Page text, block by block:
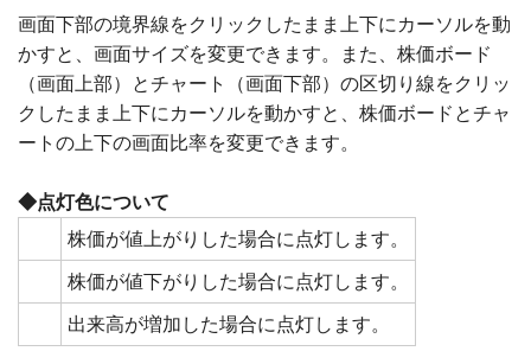
画面下部の境界線をクリックしたまま上下にカーソルを動
かすと、画面サイズを変更できます。また、株価ボード
（画面上部）とチャート（画面下部）の区切り線をクリッ
クしたまま上下にカーソルを動かすと、株価ボードとチャ
ートの上下の画面比率を変更できます。
◆点灯色について
株価が値上がりした場合に点灯します。
株価が値下がりした場合に点灯します。
出来高が増加した場合に点灯します。